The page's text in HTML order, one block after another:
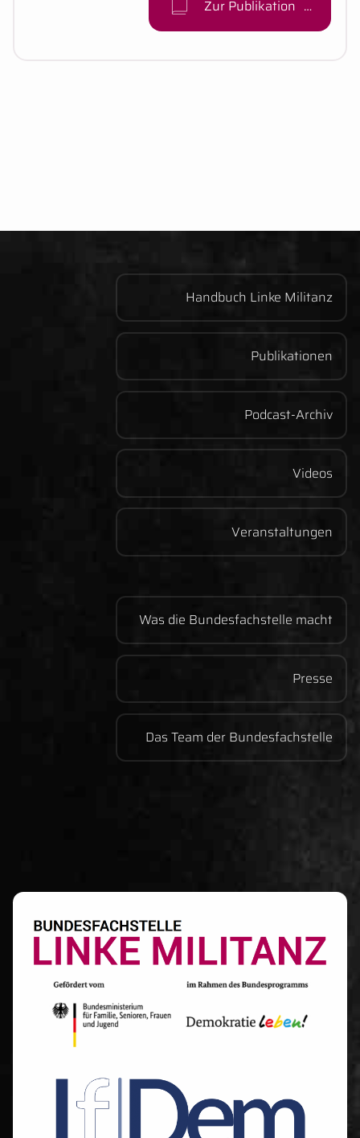
Zur Publikation
Handbuch Linke Militanz
Publikationen
Podcast-Archiv
Videos
Veranstaltungen
Was die Bundesfachstelle macht
Presse
Das Team der Bundesfachstelle